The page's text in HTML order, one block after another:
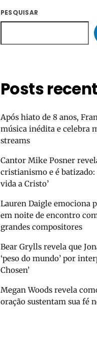
PESQUISAR
Posts
Após hiato de 8 anos,
música inédita e celebra
streams
Cantor Mike Posner
cristianismo e é
vida a Cristo’
Lauren Daigle emociona
em noite de encontro
grandes compositores
Bear Grylls revela que
‘peso do mundo’ por
Chosen’
Megan Woods revela
oração sustentam sua fé